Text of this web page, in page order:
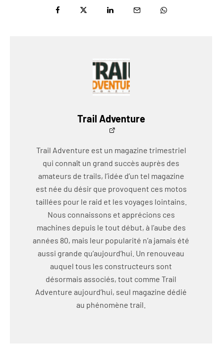
Trail Adventure
Trail Adventure est un magazine trimestriel
qui connaît un grand succès auprès des
amateurs de trails, l’idée d’un tel magazine
est née du désir que provoquent ces motos
taillées pour le raid et les voyages lointains.
Nous connaissons et apprécions ces
machines depuis le tout début, à l’aube des
années 80, mais leur popularité n’a jamais été
aussi grande qu’aujourd’hui. Un renouveau
auquel tous les constructeurs sont
désormais associés, tout comme Trail
Adventure aujourd’hui, seul magazine dédié
au phénomène trail.